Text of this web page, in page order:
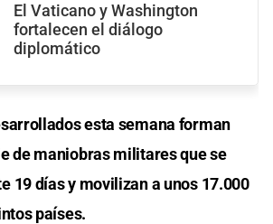
El Vaticano y Washington
fortalecen el diálogo
diplomático
esta semana forman
de maniobras militares que se
19 días y movilizan a unos 17.000
países.